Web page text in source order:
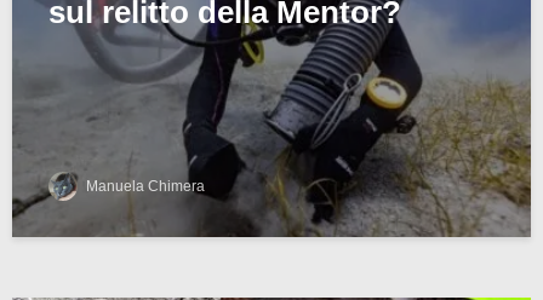
sul relitto della Mentor?
Manuela Chimera